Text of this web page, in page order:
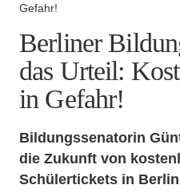
Gefahr!
Berliner
das Urteil:
in Gefahr!
Bildungssenatorin
die Zukunft von
Schülertickets in